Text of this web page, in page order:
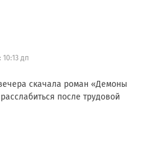
10:13 дп
скачала роман «Демоны
после трудовой